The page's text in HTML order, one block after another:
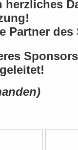
Partner des